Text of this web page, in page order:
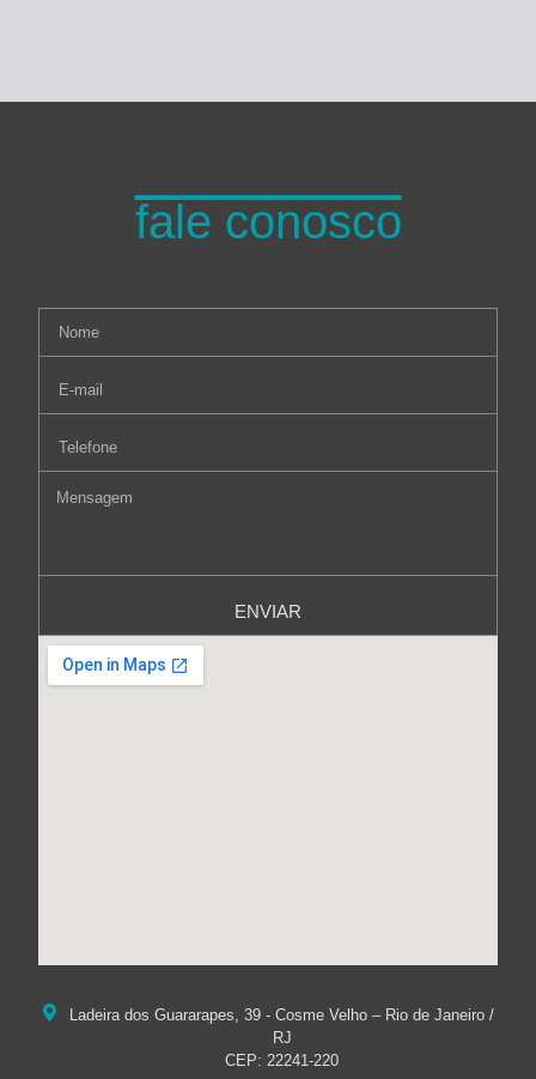
fale conosco
ENVIAR
Ladeira dos Guararapes, 39 - Cosme Velho – Rio de Janeiro /
RJ
CEP: 22241-220